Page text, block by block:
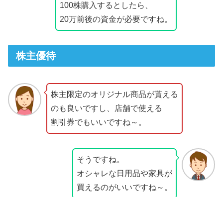
100株購入するとしたら、
20万前後の資金が必要ですね。
株主優待
株主限定のオリジナル商品が貰える
のも良いですし、店舗で使える
割引券でもいいですね～。
そうですね。
オシャレな日用品や家具が
買えるのがいいですね～。